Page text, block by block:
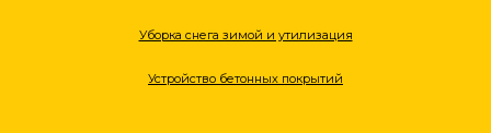
Уборка снега зимой и утилизация
Устройство бетонных покрытий